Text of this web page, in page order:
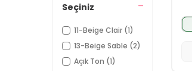
Dermokozmetik
Dermokozmetik
Vücut Bakımı
(11)
Güneş Bakımı(40)
Seçiniz
11-Beige Clair (1)
13-Beige Sable (2)
Açık Ton (1)